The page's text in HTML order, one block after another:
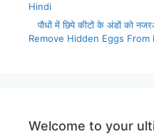
Hindi
पौधों में छिपे कीटों के अंडों को
Remove Hidden Eggs From
Welcome to your